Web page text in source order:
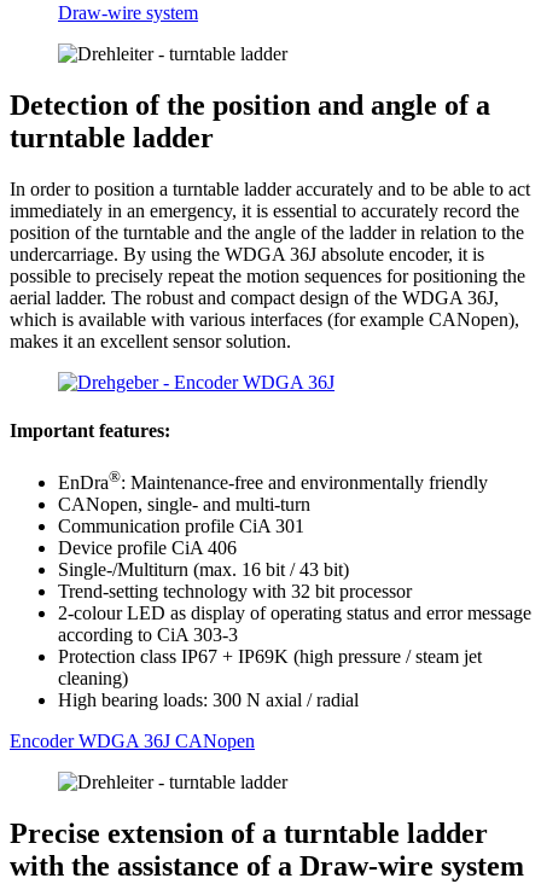
Draw-wire system
Detection of the position and angle of a
turntable ladder
In order to position a turntable ladder accurately and to be able to act
immediately in an emergency, it is essential to accurately record the
position of the turntable and the angle of the ladder in relation to the
undercarriage. By using the WDGA 36J absolute encoder, it is
possible to precisely repeat the motion sequences for positioning the
aerial ladder. The robust and compact design of the WDGA 36J,
which is available with various interfaces (for example CANopen),
makes it an excellent sensor solution.
Important features:
EnDra®: Maintenance-free and environmentally friendly
CANopen, single- and multi-turn
Communication profile CiA 301
Device profile CiA 406
Single-/Multiturn (max. 16 bit / 43 bit)
Trend-setting technology with 32 bit processor
2-colour LED as display of operating status and error message
according to CiA 303-3
Protection class IP67 + IP69K (high pressure / steam jet
cleaning)
High bearing loads: 300 N axial / radial
Encoder WDGA 36J CANopen
Precise extension of a turntable ladder
with the assistance of a Draw-wire system